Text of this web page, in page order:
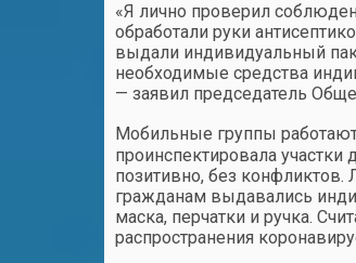
«Я лично проверил
обработали руки
выдали индивидуальный
необходимые средства
— заявил председатель
Мобильные группы
проинспектировала
позитивно, без
гражданам выдавались
маска, перчатки и ручка.
распространения